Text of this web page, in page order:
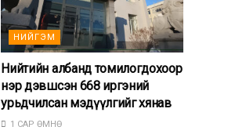
НИЙГЭМ
Нийтийн албанд томилогдохоор
нэр дэвшсэн 668 иргэний
урьдчилсан мэдүүлгийг хянав
1 САР ӨМНӨ